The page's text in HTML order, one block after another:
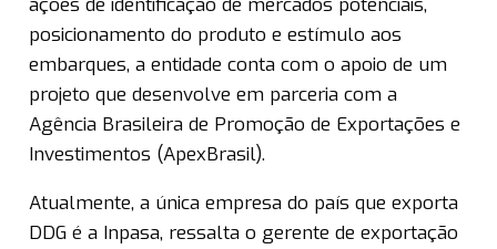
posicionamento do produto e estímulo aos
embarques, a entidade conta com o apoio de um
projeto que desenvolve em parceria com a
Agência Brasileira de Promoção de Exportações e
Investimentos (ApexBrasil).
Atualmente, a única empresa do país que exporta
DDG é a Inpasa, ressalta o gerente de exportação